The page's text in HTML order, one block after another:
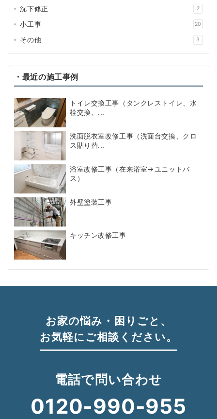
沈下修正 2
小工事 20
その他 3
・最近の施工事例
トイレ交換工事（タンクレストイレ、水
栓交換、...
洗面脱衣室改修工事（洗面台交換、クロ
ス貼り替...
浴室改修工事（在来浴室→ユニットバ
ス）
外壁塗装工事
キッチン改修工事
お家の悩み・困りごと、
お気軽にご相談ください。
電話で問い合わせ
0120-990-955